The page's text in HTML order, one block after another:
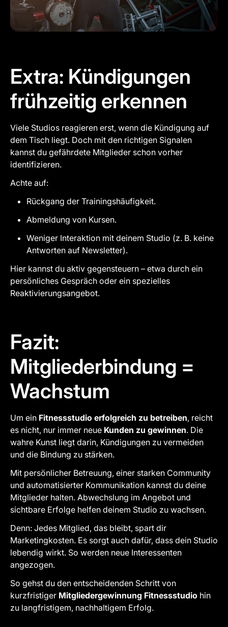
Extra: Kündigungen
frühzeitig erkennen
Viele Studios reagieren erst, wenn die Kündigung auf
dem Tisch liegt. Doch mit den richtigen Signalen
kannst du gefährdete Mitglieder schon vorher
identifizieren.
Achte auf:
Rückgang der Trainingshäufigkeit.
Abmeldung von Kursen.
Weniger Interaktion mit deinem Studio (z. B. keine
Antworten auf Newsletter).
Hier kannst du aktiv gegensteuern – etwa durch ein
persönliches Gespräch oder ein spezielles
Reaktivierungsangebot.
Fazit:
Mitgliederbindung =
Wachstum
Um ein Fitnessstudio erfolgreich zu betreiben, reicht
es nicht, nur immer neue Kunden zu gewinnen. Die
wahre Kunst liegt darin, Kündigungen zu vermeiden
und die Bindung zu stärken.
Mit persönlicher Betreuung, einer starken Community
und automatisierter Kommunikation kannst du deine
Mitglieder halten. Abwechslung im Angebot und
sichtbare Erfolge helfen deinem Studio zu wachsen.
Denn: Jedes Mitglied, das bleibt, spart dir
Marketingkosten. Es sorgt auch dafür, dass dein Studio
lebendig wirkt. So werden neue Interessenten
angezogen.
So gehst du den entscheidenden Schritt von
kurzfristiger Mitgliedergewinnung Fitnessstudio hin
zu langfristigem, nachhaltigem Erfolg.